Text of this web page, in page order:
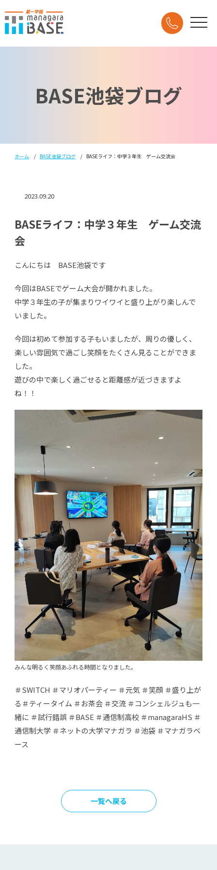
BASE池袋ブログ
ホーム BASE池袋ブログ BASEライフ：中学３年生 ゲーム交流会
2023.09.20
BASEライフ：中学３年生 ゲーム交流
会
こんにちは BASE池袋です
今回はBASEでゲーム大会が開かれました。
中学３年生の子が集まりワイワイと盛り上がり楽しんで
いました。
今回は初めて参加する子もいましたが、周りの優しく、
楽しい雰囲気で過ごし笑顔をたくさん見ることができま
した。
遊びの中で楽しく過ごせると距離感が近づきますよ
ね！！
みんな明るく笑顔あふれる時間となりました。
＃SWITCH ＃マリオパーティー ＃元気 ＃笑顔 ＃盛り上が
る＃ティータイム ＃お茶会 ＃交流 ＃コンシェルジュも一
緒に ＃試行錯誤 ＃BASE ＃通信制高校 ＃managaraHS ＃
通信制大学 ＃ネットの大学マナガラ ＃池袋 ＃マナガラベ
ース
一覧へ戻る